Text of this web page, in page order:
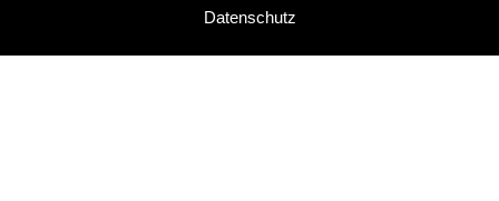
Datenschutz